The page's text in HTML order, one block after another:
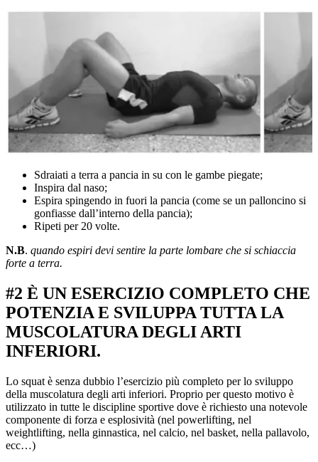
Sdraiati a terra a pancia in su con le gambe piegate;
Inspira dal naso;
Espira spingendo in fuori la pancia (come se un palloncino si
gonfiasse dall’interno della pancia);
Ripeti per 20 volte.
N.B. quando espiri devi sentire la parte lombare che si schiaccia
forte a terra.
#2 È UN ESERCIZIO COMPLETO CHE
POTENZIA E SVILUPPA TUTTA LA
MUSCOLATURA DEGLI ARTI
INFERIORI.
Lo squat è senza dubbio l’esercizio più completo per lo sviluppo
della muscolatura degli arti inferiori. Proprio per questo motivo è
utilizzato in tutte le discipline sportive dove è richiesto una notevole
componente di forza e esplosività (nel powerlifting, nel
weightlifting, nella ginnastica, nel calcio, nel basket, nella pallavolo,
ecc…)